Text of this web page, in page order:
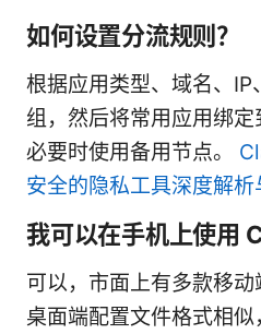
如何设置分流规则？
根据应用类型、域名、
组，然后将常用应用绑定
必要时使用备用节点。
安全的隐私工具深度解析
我可以在手机上使用
可以，市面上有多款移
桌面端配置文件格式相